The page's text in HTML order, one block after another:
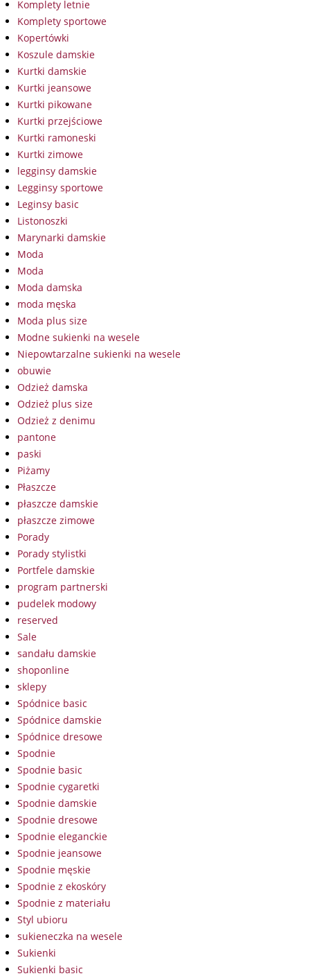
Komplety letnie
Komplety sportowe
Kopertówki
Koszule damskie
Kurtki damskie
Kurtki jeansowe
Kurtki pikowane
Kurtki przejściowe
Kurtki ramoneski
Kurtki zimowe
legginsy damskie
Legginsy sportowe
Leginsy basic
Listonoszki
Marynarki damskie
Moda
Moda
Moda damska
moda męska
Moda plus size
Modne sukienki na wesele
Niepowtarzalne sukienki na wesele
obuwie
Odzież damska
Odzież plus size
Odzież z denimu
pantone
paski
Piżamy
Płaszcze
płaszcze damskie
płaszcze zimowe
Porady
Porady stylistki
Portfele damskie
program partnerski
pudelek modowy
reserved
Sale
sandału damskie
shoponline
sklepy
Spódnice basic
Spódnice damskie
Spódnice dresowe
Spodnie
Spodnie basic
Spodnie cygaretki
Spodnie damskie
Spodnie dresowe
Spodnie eleganckie
Spodnie jeansowe
Spodnie męskie
Spodnie z ekoskóry
Spodnie z materiału
Styl ubioru
sukieneczka na wesele
Sukienki
Sukienki basic